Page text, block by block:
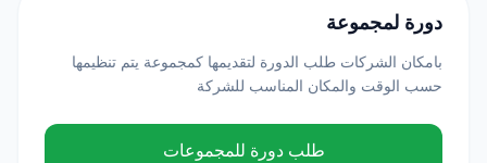
دورة لمجموعة
بامكان الشركات طلب الدورة لتقديمها كمجموعة يتم تنظيمها
حسب الوقت والمكان المناسب للشركة
طلب دورة للمجموعات